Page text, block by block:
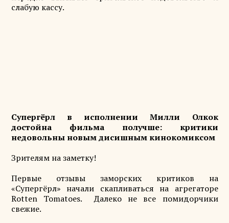
слабую кассу.
Супергёрл в исполнении Милли Олкок
достойна фильма получше: критики
недовольны новым дисишным кинокомиксом
Зрителям на заметку!
Первые отзывы заморских критиков на
«Супергёрл» начали скапливаться на агрегаторе
Rotten Tomatoes. Далеко не все помидорчики
свежие.